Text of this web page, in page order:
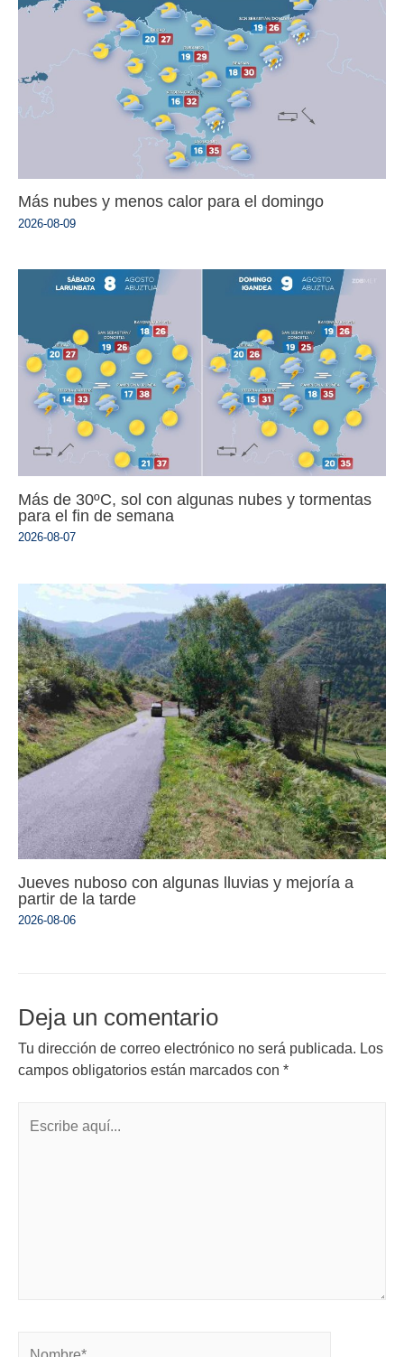
Más nubes y menos calor para el domingo
2026-08-09
Más de 30ºC, sol con algunas nubes y tormentas
para el fin de semana
2026-08-07
Jueves nuboso con algunas lluvias y mejoría a
partir de la tarde
2026-08-06
Deja un comentario
Tu dirección de correo electrónico no será publicada. Los
campos obligatorios están marcados con *